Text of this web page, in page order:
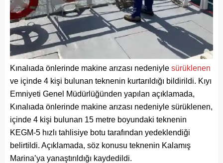
Kınalıada önlerinde makine arızası nedeniyle sürüklenen
ve içinde 4 kişi bulunan teknenin kurtarıldığı bildirildi. Kıyı
Emniyeti Genel Müdürlüğünden yapılan açıklamada,
Kınalıada önlerinde makine arızası nedeniyle sürüklenen,
içinde 4 kişi bulunan 15 metre boyundaki teknenin
KEGM-5 hızlı tahlisiye botu tarafından yedeklendiği
belirtildi. Açıklamada, söz konusu teknenin Kalamış
Marina’ya yanaştırıldığı kaydedildi.